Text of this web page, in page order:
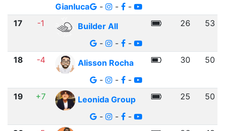
Gianluca
- - -
17 -1
Builder All
-
- -
26 53
18 -4
Alisson Rocha
-
- -
30 50
19 +7
Leonida Group
-
- -
25 50